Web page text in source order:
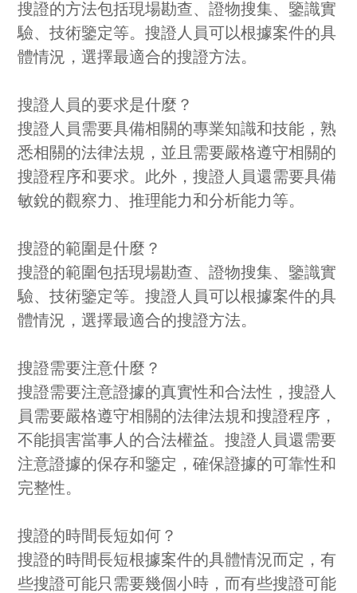
搜證的方法包括現場勘查、證物搜集、鑒識實
驗、技術鑒定等。搜證人員可以根據案件的具
體情況，選擇最適合的搜證方法。
搜證人員的要求是什麼？
搜證人員需要具備相關的專業知識和技能，熟
悉相關的法律法規，並且需要嚴格遵守相關的
搜證程序和要求。此外，搜證人員還需要具備
敏銳的觀察力、推理能力和分析能力等。
搜證的範圍是什麼？
搜證的範圍包括現場勘查、證物搜集、鑒識實
驗、技術鑒定等。搜證人員可以根據案件的具
體情況，選擇最適合的搜證方法。
搜證需要注意什麼？
搜證需要注意證據的真實性和合法性，搜證人
員需要嚴格遵守相關的法律法規和搜證程序，
不能損害當事人的合法權益。搜證人員還需要
注意證據的保存和鑒定，確保證據的可靠性和
完整性。
搜證的時間長短如何？
搜證的時間長短根據案件的具體情況而定，有
些搜證可能只需要幾個小時，而有些搜證可能